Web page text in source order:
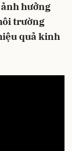
hưởng
trường
quả kinh